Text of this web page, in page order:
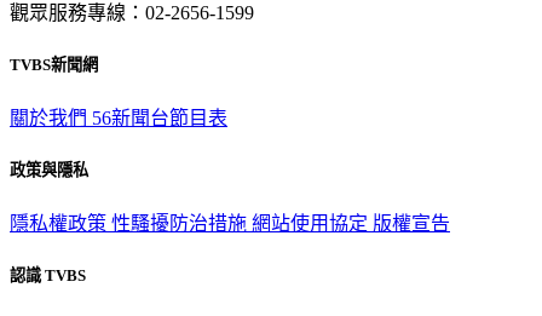
觀眾服務專線：02-2656-1599
TVBS新聞網
關於我們 56新聞台節目表
政策與隱私
隱私權政策 性騷擾防治措施 網站使用協定 版權宣告
認識 TVBS